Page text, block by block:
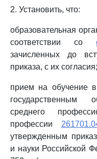
2. Установить, что:
образовательная
соответствии со
зачисленных до
приказа, с их согласия;
прием на обучение
государственным
среднего
профессии
утвержденным
и науки Российской